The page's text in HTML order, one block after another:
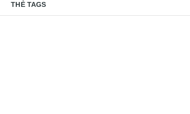
THẺ TAGS